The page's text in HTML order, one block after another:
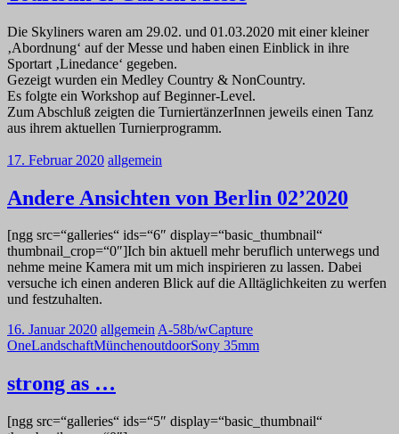
Die Skyliners waren am 29.02. und 01.03.2020 mit einer kleiner
‚Abordnung‘ auf der Messe und haben einen Einblick in ihre
Sportart ‚Linedance‘ gegeben.
Gezeigt wurden ein Medley Country & NonCountry.
Es folgte ein Workshop auf Beginner-Level.
Zum Abschluß zeigten die TurniertänzerInnen jeweils einen Tanz
aus ihrem aktuellen Turnierprogramm.
17. Februar 2020 allgemein
Andere Ansichten von Berlin 02’2020
[ngg src=“galleries“ ids=“6″ display=“basic_thumbnail“
thumbnail_crop=“0″]Ich bin aktuell mehr beruflich unterwegs und
nehme meine Kamera mit um mich inspirieren zu lassen. Dabei
versuche ich einen anderen Blick auf die Alltäglichkeiten zu werfen
und festzuhalten.
16. Januar 2020 allgemeinA-58b/wCapture
OneLandschaftMünchenoutdoorSony 35mm
strong as …
[ngg src=“galleries“ ids=“5″ display=“basic_thumbnail“